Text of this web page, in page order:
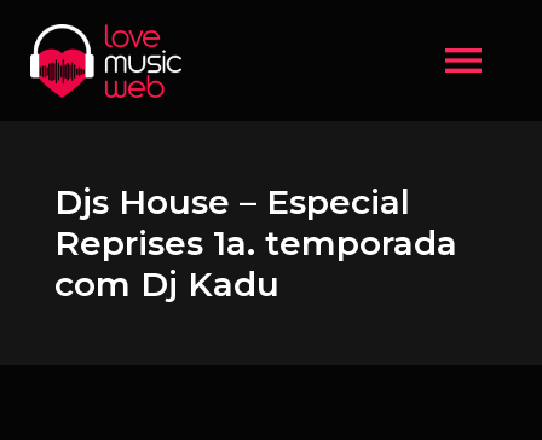
menu
Djs House – Especial
Reprises 1a. temporada
com Dj Kadu